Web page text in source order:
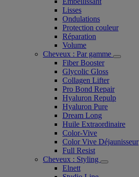
Lisses
Ondulations
Protection couleur​
Réparation
Volume
Cheveux : Par gamme
Fiber Booster
Glycolic Gloss
Collagen Lifter
Pro Bond Repair
Hyaluron Repulp
Hyaluron Pure
Dream Long
Huile Extraordinaire
Color-Vive
Color Vive Déjaunisseur
Full Resist
Cheveux : Styling
Elnett